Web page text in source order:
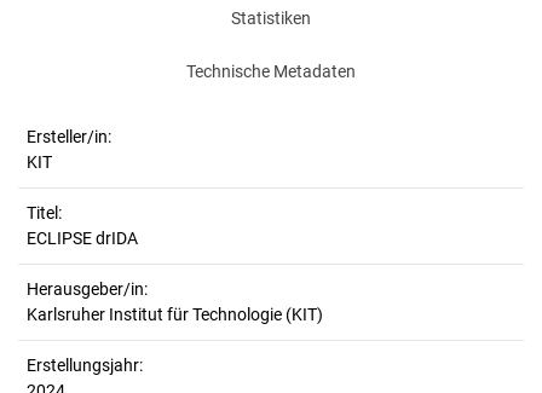
Statistiken
Technische Metadaten
Ersteller/in:
KIT
Titel:
ECLIPSE drIDA
Herausgeber/in:
Karlsruher Institut für Technologie (KIT)
Erstellungsjahr: